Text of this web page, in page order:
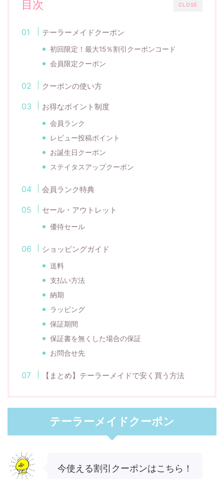
CLOSE
目次
テーラーメイドクーポン
初回限定！最大15％割引クーポンコード
会員限定クーポン
クーポンの使い方
お得なポイント制度
会員ランク
レビュー投稿ポイント
お誕生日クーポン
ステイタスアップクーポン
会員ランク特典
セール・アウトレット
優待セール
ショッピングガイド
送料
支払い方法
納期
ラッピング
保証期間
保証書を無くした場合の保証
お問合せ先
【まとめ】テーラーメイドで安く買う方法
テーラーメイドクーポン
今使える割引クーポンはこちら！